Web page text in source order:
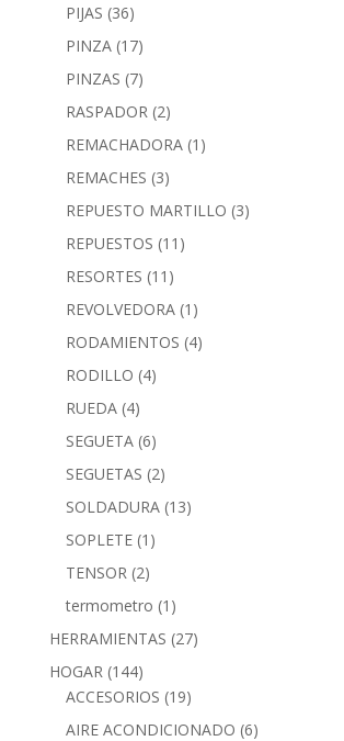
PIJAS (36)
PINZA (17)
PINZAS (7)
RASPADOR (2)
REMACHADORA (1)
REMACHES (3)
REPUESTO MARTILLO (3)
REPUESTOS (11)
RESORTES (11)
REVOLVEDORA (1)
RODAMIENTOS (4)
RODILLO (4)
RUEDA (4)
SEGUETA (6)
SEGUETAS (2)
SOLDADURA (13)
SOPLETE (1)
TENSOR (2)
termometro (1)
HERRAMIENTAS (27)
HOGAR (144)
ACCESORIOS (19)
AIRE ACONDICIONADO (6)